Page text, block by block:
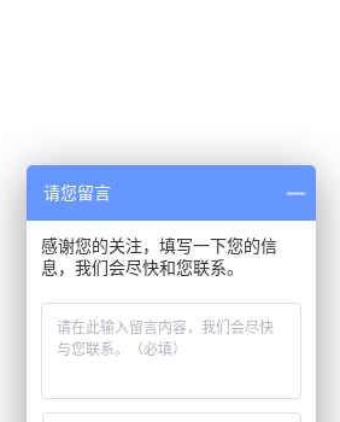
北路166号6F南
在线）
请您留言
感谢您的关注，填写一下您的信
息，我们会尽快和您联系。